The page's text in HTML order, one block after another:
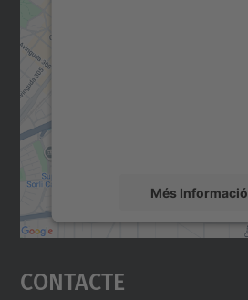
Més Informació
Accepta
powered by
Contacte